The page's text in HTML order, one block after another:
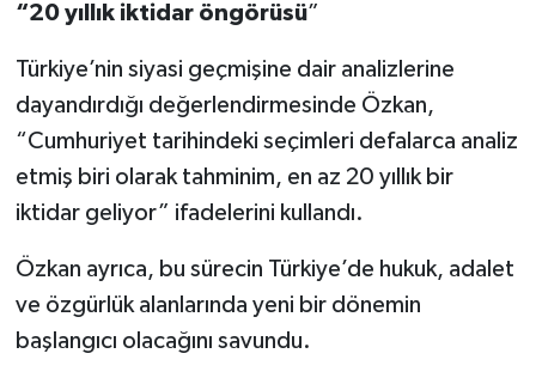
“20 yıllık iktidar öngörüsü”
Türkiye’nin siyasi geçmişine dair analizlerine
dayandırdığı değerlendirmesinde Özkan,
“Cumhuriyet tarihindeki seçimleri defalarca analiz
etmiş biri olarak tahminim, en az 20 yıllık bir
iktidar geliyor” ifadelerini kullandı.
Özkan ayrıca, bu sürecin Türkiye’de hukuk, adalet
ve özgürlük alanlarında yeni bir dönemin
başlangıcı olacağını savundu.